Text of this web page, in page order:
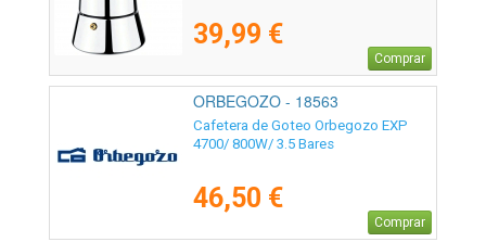
39,99 €
Comprar
ORBEGOZO - 18563
Cafetera de Goteo Orbegozo EXP
4700/ 800W/ 3.5 Bares
46,50 €
Comprar